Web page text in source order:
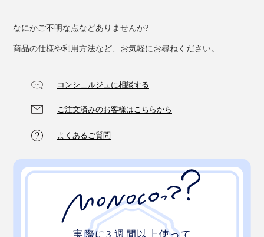
なにかご不明な点などありませんか?
商品の仕様や利用方法など、お気軽にお尋ねください。
コンシェルジュに相談する
ご注文済みのお客様はこちらから
よくあるご質問